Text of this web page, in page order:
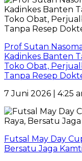
Prof Sutan
Kadinkes Banten
Toko Obat,
Tanpa Resep
7 Juni 2026 | 4:25
Futsal May Day
Bersatu Jaga